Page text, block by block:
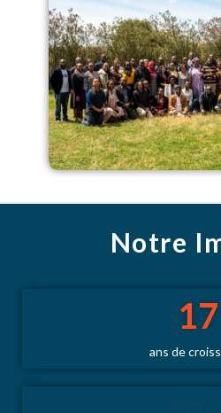
Notre
ans de
17